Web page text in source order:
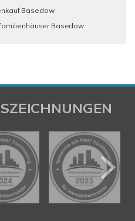
Basedow
Basedow